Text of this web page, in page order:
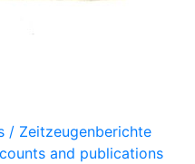
/ Zeitzeugenberichte
and publications